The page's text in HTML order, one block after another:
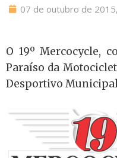
07 de outubro de
O 19º Mercocycle,
Paraíso da
Desportivo Municipal